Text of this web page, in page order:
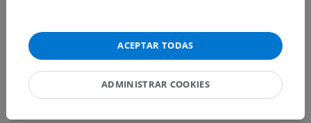
Anatomía humana 1
Traducciones
ACEPTAR TODAS
ADMINISTRAR COOKIES